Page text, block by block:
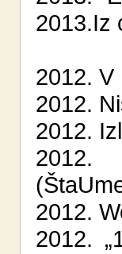
2013.Iz
2012. V
2012.
2012.
2012.
2012.